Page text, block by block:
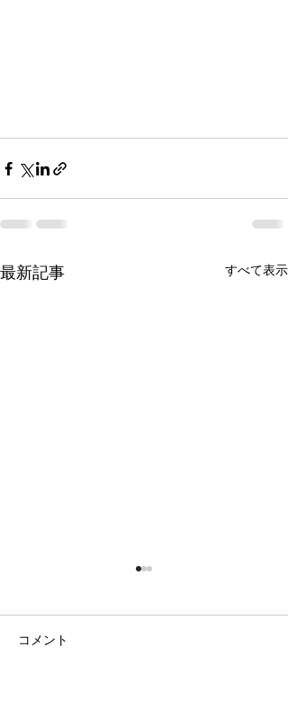
最新記事 すべて表示
コメント